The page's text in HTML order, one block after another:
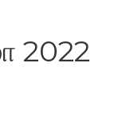
2022